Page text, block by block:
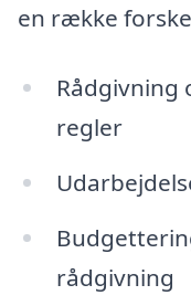
en række
Rådgivning
regler
rådgivning